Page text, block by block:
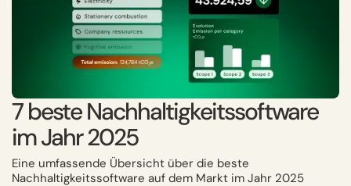
7 beste Nachhaltigkeitssoftware
im Jahr 2025
Eine umfassende Übersicht über die beste
Nachhaltigkeitssoftware auf dem Markt im Jahr 2025